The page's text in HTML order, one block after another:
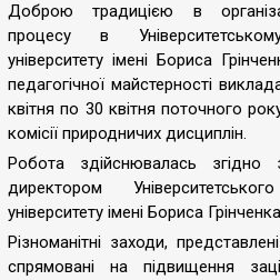
Доброю традицією в
процесу в
університету імені Бориса
педагогічної майстерності
квітня по 30 квітня поточного
комісії природничих дисциплін.
Робота здійснювалась
директором
університету імені Бориса
Різноманітні заходи,
спрямовані на підвищення